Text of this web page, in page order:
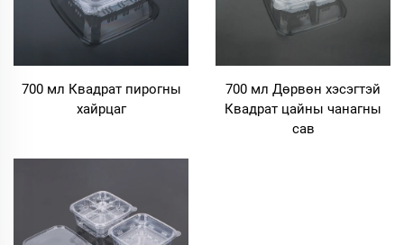
700 мл Квадрат пирогны
хайрцаг
700 мл Дөрвөн хэсэгтэй
Квадрат цайны чанагны
сав